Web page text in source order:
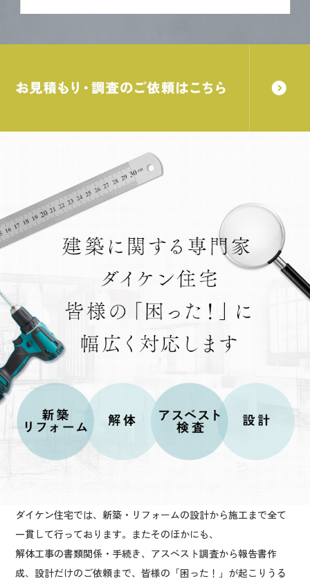
ダイケン住宅では、新築・リフォームの設計から施工まで全て
一貫して行っております。またそのほかにも、
解体工事の書類関係・手続き、アスベスト調査から報告書作
成、設計だけのご依頼まで、皆様の「困った！」が起こりうる